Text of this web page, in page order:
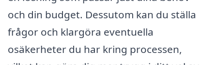
och din budget. Dessutom kan du ställa
frågor och klargöra eventuella
osäkerheter du har kring processen,